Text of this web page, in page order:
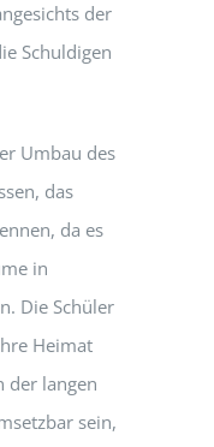
der
Schuldigen
Umbau des
das
da es
in
Die Schüler
Heimat
der langen
sein,